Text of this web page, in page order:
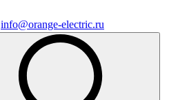
info@orange-electric.ru